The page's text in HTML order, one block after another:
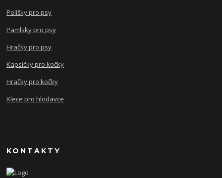
Pelíšky pro psy
Pamlsky pro psy
Hračky pro psy
Kapsičky pro kočky
Hračky pro kočky
Klece pro hlodavce
KONTAKTY